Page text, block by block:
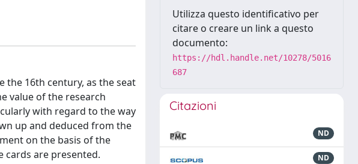
the 16th century, as the seat
value of the research
with regard to the way
up and deduced from the
on the basis of the
cards are presented.
Utilizza questo identificativo per
citare o creare un link a questo
documento:
https://hdl.handle.net/10278/5016
687
Citazioni
ND
ND